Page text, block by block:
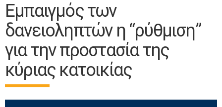
Εμπαιγμός των
δανειοληπτών η “ρύθμιση”
για την προστασία της
κύριας κατοικίας